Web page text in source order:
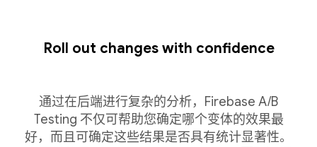
Roll out changes with confidence
通过在后端进行复杂的分析，Firebase A/B
Testing 不仅可帮助您确定哪个变体的效果最
好，而且可确定这些结果是否具有统计显著性。